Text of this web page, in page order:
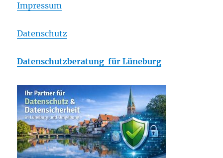
Impressum
Datenschutz
Datenschutzberatung für Lüneburg